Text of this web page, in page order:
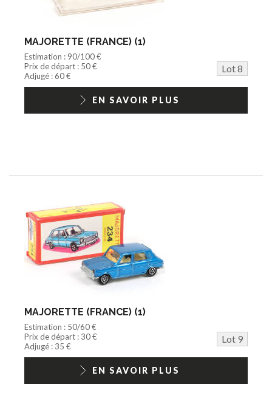
MAJORETTE (FRANCE) (1)
Estimation : 90/100 €
Prix de départ : 50 €
Lot 8
Adjugé : 60 €
EN SAVOIR PLUS
MAJORETTE (FRANCE) (1)
Estimation : 50/60 €
Prix de départ : 30 €
Lot 9
Adjugé : 35 €
EN SAVOIR PLUS